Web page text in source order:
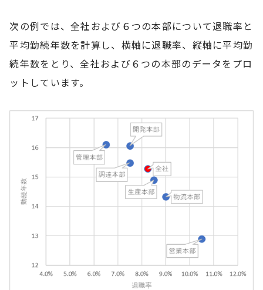
次の例では、全社および６つの本部について退職率と
平均勤続年数を計算し、横軸に退職率、縦軸に平均勤
続年数をとり、全社および６つの本部のデータをプロ
ットしています。